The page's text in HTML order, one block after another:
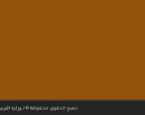
جميع الحقوق محفوظة © لـ وزارة